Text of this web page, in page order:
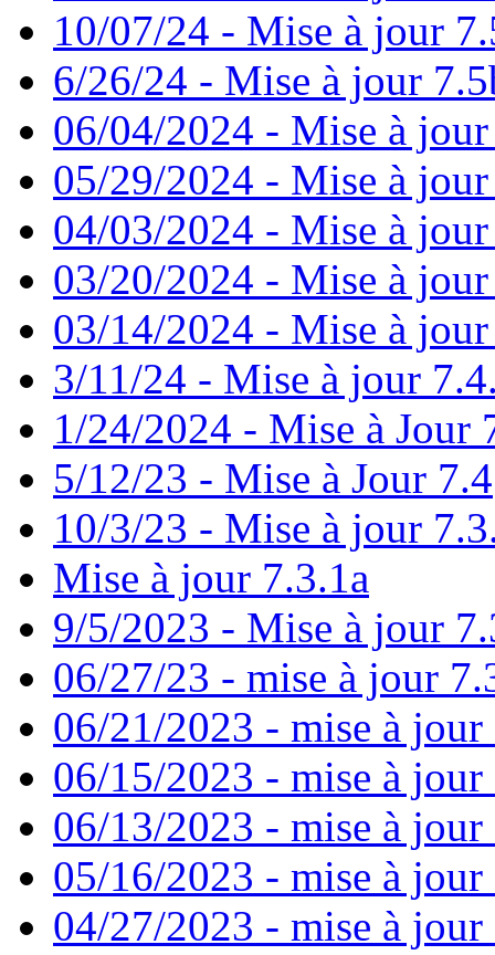
10/07/24 - Mise à jour
6/26/24 - Mise à jour
06/04/2024 - Mise à
05/29/2024 - Mise à
04/03/2024 - Mise à
03/20/2024 - Mise à
03/14/2024 - Mise à
3/11/24 - Mise à jour
1/24/2024 - Mise à Jour
5/12/23 - Mise à Jour 7.4
10/3/23 - Mise à jour
Mise à jour 7.3.1a
9/5/2023 - Mise à jour
06/27/23 - mise à jour
06/21/2023 - mise à jour
06/15/2023 - mise à jour
06/13/2023 - mise à
05/16/2023 - mise à jour
04/27/2023 - mise à jour